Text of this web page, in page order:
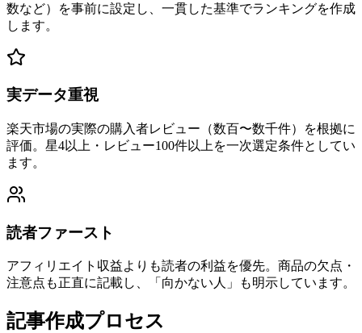
数など）を事前に設定し、一貫した基準でランキングを作成
します。
実データ重視
楽天市場の実際の購入者レビュー（数百〜数千件）を根拠に
評価。星4以上・レビュー100件以上を一次選定条件としてい
ます。
読者ファースト
アフィリエイト収益よりも読者の利益を優先。商品の欠点・
注意点も正直に記載し、「向かない人」も明示しています。
記事作成プロセス